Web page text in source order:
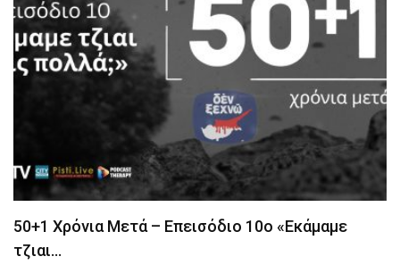
50+1 Χρόνια Μετά – Επεισόδιο 10ο «Εκάμαμε
τζιαι…